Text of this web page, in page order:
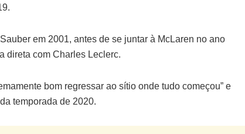
em 2001, antes de se juntar à McLaren no ano
direta com Charles Leclerc.
bom regressar ao sítio onde tudo começou” e
temporada de 2020.